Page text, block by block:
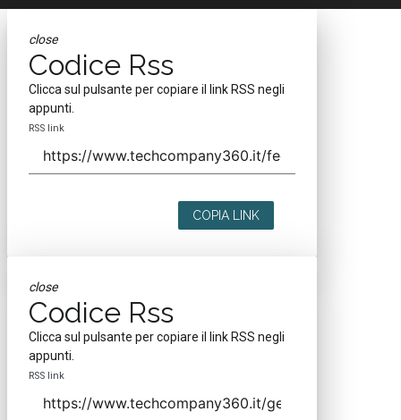
close
Codice Rss
Clicca sul pulsante per copiare il link RSS negli
appunti.
RSS link
COPIA LINK
close
Codice Rss
Clicca sul pulsante per copiare il link RSS negli
appunti.
RSS link